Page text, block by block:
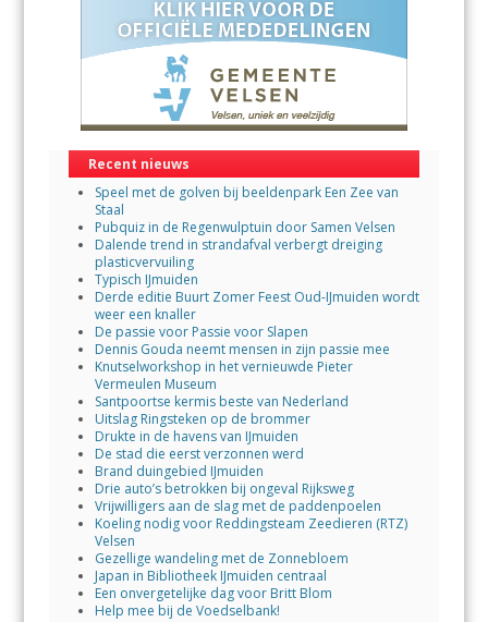
Recent nieuws
Speel met de golven bij beeldenpark Een Zee van
Staal
Pubquiz in de Regenwulptuin door Samen Velsen
Dalende trend in strandafval verbergt dreiging
plasticvervuiling
Typisch IJmuiden
Derde editie Buurt Zomer Feest Oud-IJmuiden wordt
weer een knaller
De passie voor Passie voor Slapen
Dennis Gouda neemt mensen in zijn passie mee
Knutselworkshop in het vernieuwde Pieter
Vermeulen Museum
Santpoortse kermis beste van Nederland
Uitslag Ringsteken op de brommer
Drukte in de havens van IJmuiden
De stad die eerst verzonnen werd
Brand duingebied IJmuiden
Drie auto’s betrokken bij ongeval Rijksweg
Vrijwilligers aan de slag met de paddenpoelen
Koeling nodig voor Reddingsteam Zeedieren (RTZ)
Velsen
Gezellige wandeling met de Zonnebloem
Japan in Bibliotheek IJmuiden centraal
Een onvergetelijke dag voor Britt Blom
Help mee bij de Voedselbank!